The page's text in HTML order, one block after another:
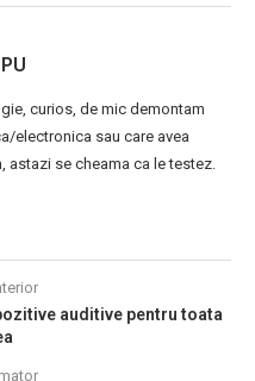
curios, de mic demontam
electronica sau care avea
astazi se cheama ca le testez.
auditive pentru toata